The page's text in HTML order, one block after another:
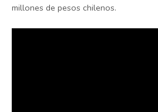
millones de pesos chilenos.